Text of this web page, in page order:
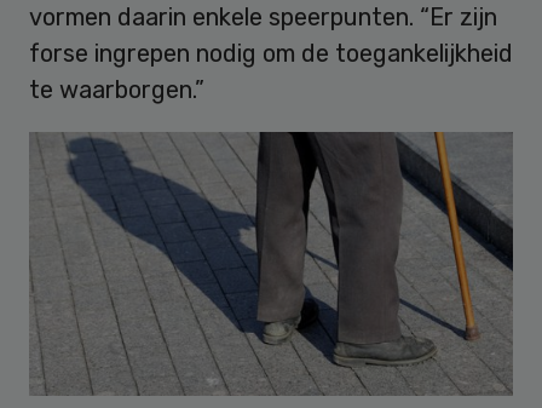
vormen daarin enkele speerpunten. “Er zijn
forse ingrepen nodig om de toegankelijkheid
te waarborgen.”